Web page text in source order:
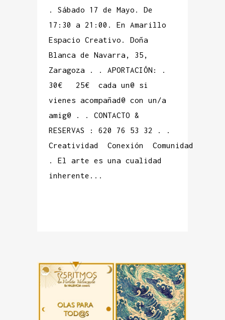
. Sábado 17 de Mayo. De
17:30 a 21:00. En Amarillo
Espacio Creativo. Doña
Blanca de Navarra, 35,
Zaragoza . . APORTACIÓN: .
30€ 25€ cada un@ si
vienes acompañad@ con un/a
amig@ . . CONTACTO &
RESERVAS : 620 76 53 32 . .
Creatividad Conexión Comunidad
. El arte es una cualidad
inherente...